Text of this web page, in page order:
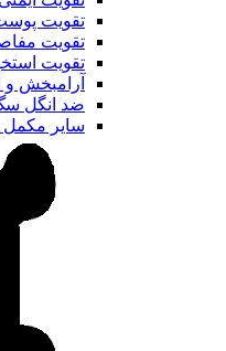
تقویت
تقویت
تقویت
آرامبخش
ضد انگل
سایر